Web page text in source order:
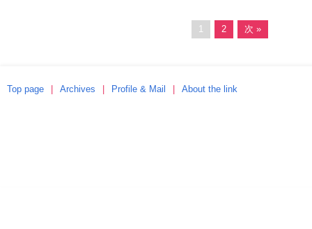
1 2 次 »
Top page Archives Profile & Mail About the link